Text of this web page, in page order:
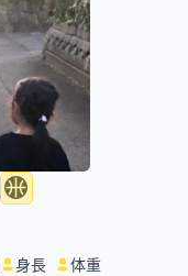
身長 体重